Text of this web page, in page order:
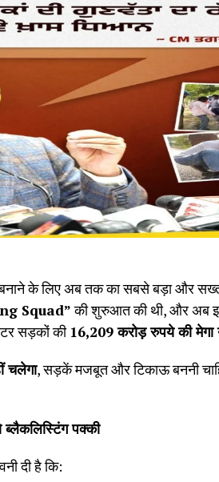
के लिए अब तक का सबसे बड़ा और
Squad”की शुरुआत की थी, और अब
सड़कों की 16,209करोड़ रुपये की मेगा
चलेगा, सड़कें मजबूत और टिकाऊ बननी
पक्की
दी है कि: